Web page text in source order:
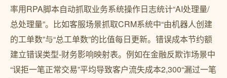
率用RPA脚本自动抓取业务系统操作日志统计“AI处理量/
总处理量”。比如客服场景抓取CRM系统中“由机器人创建
的工单数”与“总工单数”的比值每日更新。错误成本节约额
建立错误类型-财务影响映射表。例如在金融反欺诈场景中
“误拒一笔正常交易”平均导致客户流失成本2,300“漏过一笔